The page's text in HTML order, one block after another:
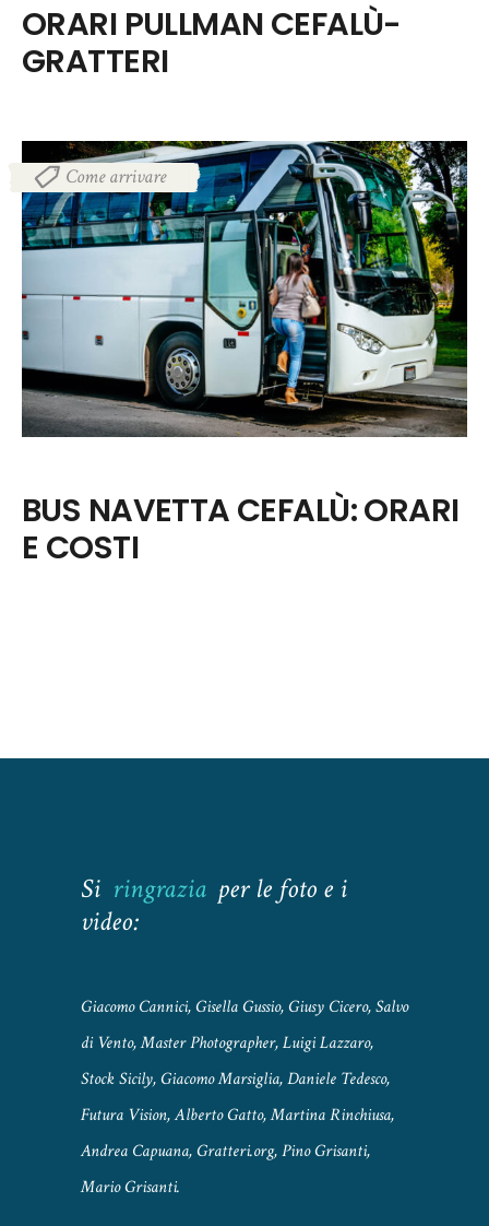
ORARI PULLMAN CEFALÙ-
GRATTERI
Come arrivare
BUS NAVETTA CEFALÙ: ORARI
E COSTI
Si ringrazia per le foto e i
video:
Giacomo Cannici, Gisella Gussio, Giusy Cicero, Salvo
di Vento, Master Photographer, Luigi Lazzaro,
Stock Sicily, Giacomo Marsiglia, Daniele Tedesco,
Futura Vision, Alberto Gatto, Martina Rinchiusa,
Andrea Capuana, Gratteri.org, Pino Grisanti,
Mario Grisanti.